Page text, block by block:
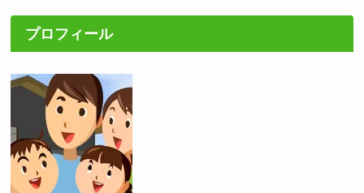
プロフィール